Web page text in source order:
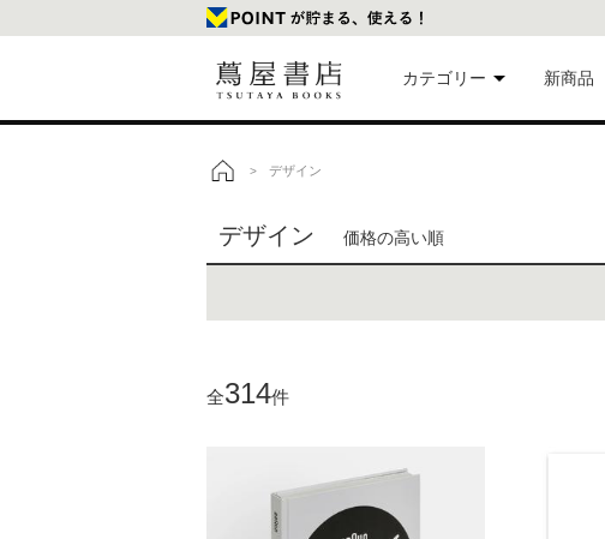
カテゴリー 新商品
> デザイン
デザイン 価格の高い順
全314件